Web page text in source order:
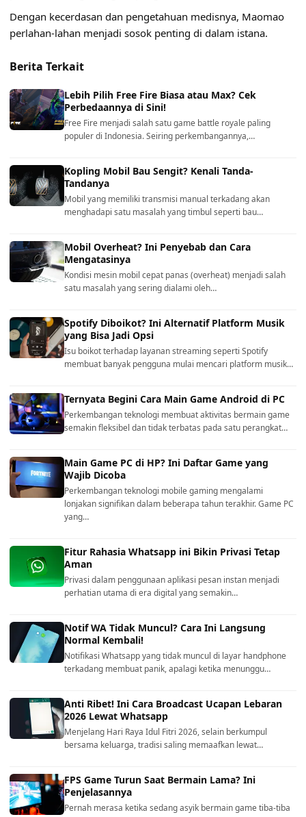
Dengan kecerdasan dan pengetahuan medisnya, Maomao
perlahan-lahan menjadi sosok penting di dalam istana.
Berita Terkait
Lebih Pilih Free Fire Biasa atau Max? Cek
Perbedaannya di Sini!
Free Fire menjadi salah satu game battle royale paling
populer di Indonesia. Seiring perkembangannya,…
Kopling Mobil Bau Sengit? Kenali Tanda-
Tandanya
Mobil yang memiliki transmisi manual terkadang akan
menghadapi satu masalah yang timbul seperti bau…
Mobil Overheat? Ini Penyebab dan Cara
Mengatasinya
Kondisi mesin mobil cepat panas (overheat) menjadi salah
satu masalah yang sering dialami oleh…
Spotify Diboikot? Ini Alternatif Platform Musik
yang Bisa Jadi Opsi
Isu boikot terhadap layanan streaming seperti Spotify
membuat banyak pengguna mulai mencari platform musik…
Ternyata Begini Cara Main Game Android di PC
Perkembangan teknologi membuat aktivitas bermain game
semakin fleksibel dan tidak terbatas pada satu perangkat…
Main Game PC di HP? Ini Daftar Game yang
Wajib Dicoba
Perkembangan teknologi mobile gaming mengalami
lonjakan signifikan dalam beberapa tahun terakhir. Game PC
yang…
Fitur Rahasia Whatsapp ini Bikin Privasi Tetap
Aman
Privasi dalam penggunaan aplikasi pesan instan menjadi
perhatian utama di era digital yang semakin…
Notif WA Tidak Muncul? Cara Ini Langsung
Normal Kembali!
Notifikasi Whatsapp yang tidak muncul di layar handphone
terkadang membuat panik, apalagi ketika menunggu…
Anti Ribet! Ini Cara Broadcast Ucapan Lebaran
2026 Lewat Whatsapp
Menjelang Hari Raya Idul Fitri 2026, selain berkumpul
bersama keluarga, tradisi saling memaafkan lewat…
FPS Game Turun Saat Bermain Lama? Ini
Penjelasannya
Pernah merasa ketika sedang asyik bermain game tiba-tiba